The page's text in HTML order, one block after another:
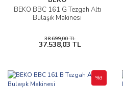
BEKO BBC 161 G Tezgah Altı
Bulaşık Makinesi
38.699,00 TL
37.538,03 TL
%3